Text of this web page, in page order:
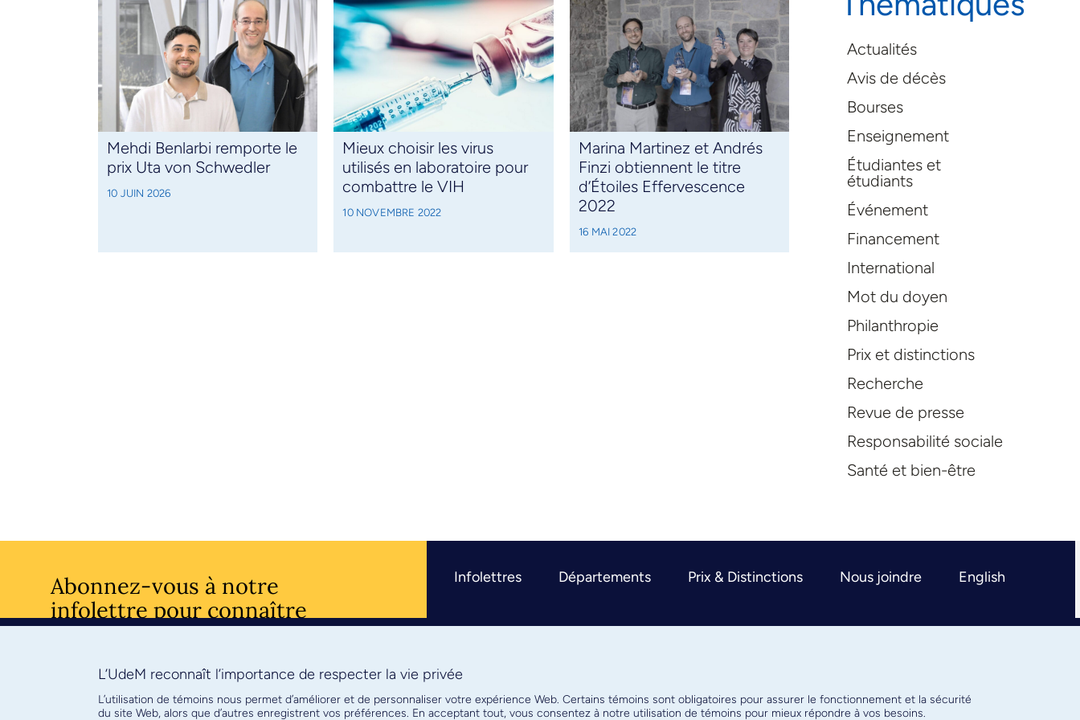
Mehdi Benlarbi remporte le
prix Uta von Schwedler
10 JUIN 2026
Mieux choisir les virus
utilisés en laboratoire pour
combattre le VIH
10 NOVEMBRE 2022
Marina Martinez et Andrés
Finzi obtiennent le titre
d’Étoiles Effervescence
2022
16 MAI 2022
Actualités
Avis de décès
Bourses
Enseignement
Étudiantes et
étudiants
Événement
Financement
International
Mot du doyen
Philanthropie
Prix et distinctions
Recherche
Revue de presse
Responsabilité sociale
Santé et bien-être
Abonnez-vous à notre
infolettre pour connaître
l’actualité facultaire
S'ABONNER
Infolettres Départements Prix & Distinctions Nous joindre English
L’UdeM reconnaît l’importance de respecter la vie privée
L’utilisation de témoins nous permet d’améliorer et de personnaliser votre expérience Web. Certains témoins sont obligatoires pour assurer le fonctionnement et la sécurité
du site Web, alors que d’autres enregistrent vos préférences. En acceptant tout, vous consentez à notre utilisation de témoins pour mieux répondre à vos besoins.